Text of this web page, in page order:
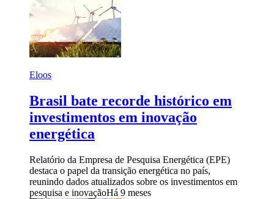
Eloos
Brasil bate recorde histórico em
investimentos em inovação
energética
Relatório da Empresa de Pesquisa Energética (EPE)
destaca o papel da transição energética no país,
reunindo dados atualizados sobre os investimentos em
pesquisa e inovaçãoHá 9 meses